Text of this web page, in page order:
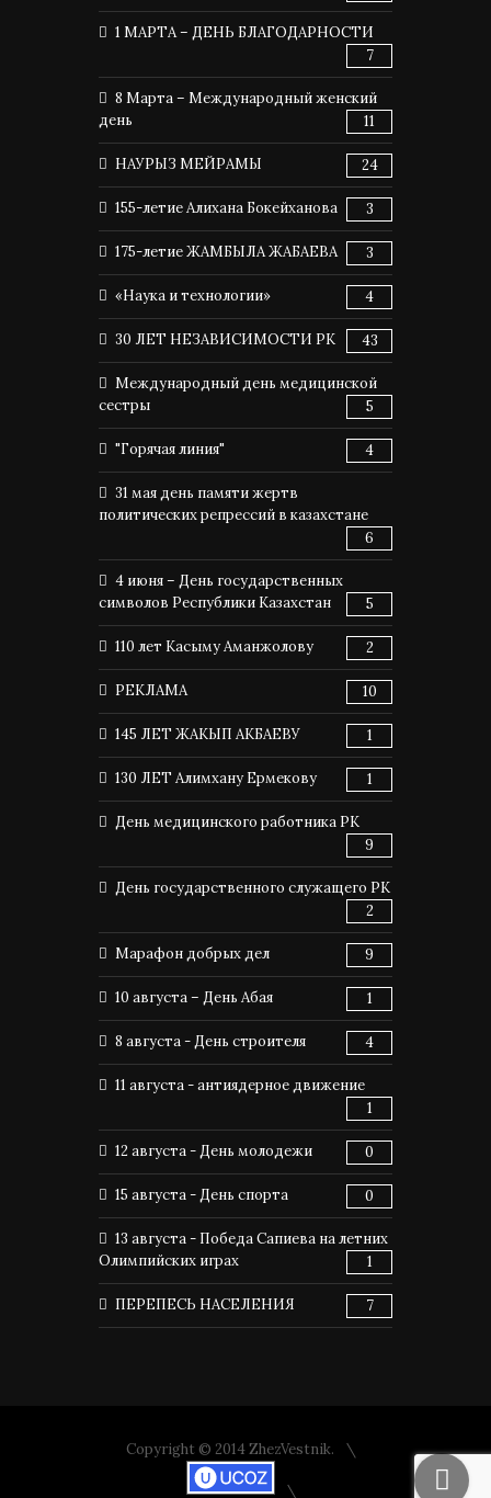
1 МАРТА – ДЕНЬ БЛАГОДАРНОСТИ
7
8 Марта – Международный женский
день
11
НАУРЫЗ МЕЙРАМЫ 24
155-летие Алихана Бокейханова 3
175-летие ЖАМБЫЛА ЖАБАЕВА 3
«Наука и технологии» 4
30 ЛЕТ НЕЗАВИСИМОСТИ РК 43
Международный день медицинской
сестры
5
"Горячая линия" 4
31 мая день памяти жертв
политических репрессий в казахстане
6
4 июня – День государственных
символов Республики Казахстан
5
110 лет Касыму Аманжолову 2
РЕКЛАМА 10
145 ЛЕТ ЖАКЫП АКБАЕВУ 1
130 ЛЕТ Алимхану Ермекову 1
День медицинского работника РК
9
День государственного служащего РК
2
Марафон добрых дел 9
10 августа – День Абая 1
8 августа - День строителя 4
11 августа - антиядерное движение
1
12 августа - День молодежи 0
15 августа - День спорта 0
13 августа - Победа Сапиева на летних
Олимпийских играх
1
ПЕРЕПЕСЬ НАСЕЛЕНИЯ 7
Copyright © 2014 ZhezVestnik.